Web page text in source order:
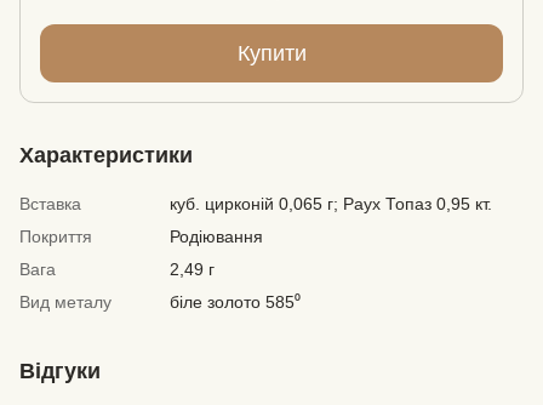
Купити
Характеристики
Вставка
куб. цирконій 0,065 г; Раух Топаз 0,95 кт.
Покриття
Родіювання
Вага
2,49 г
Вид металу
біле золото 585⁰
Відгуки